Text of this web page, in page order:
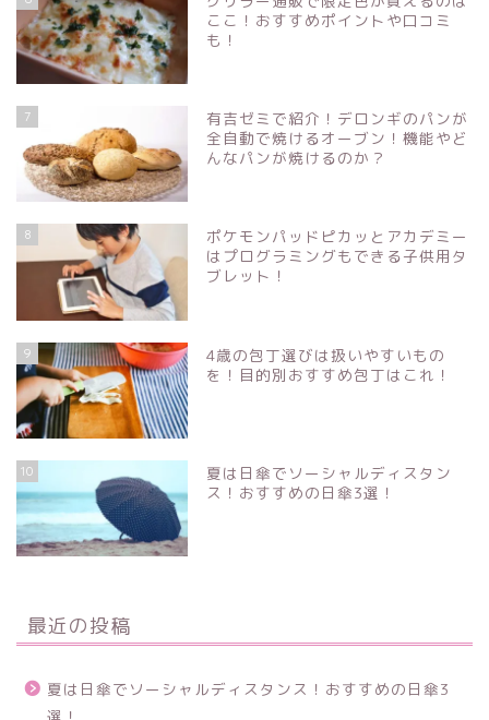
ここ！おすすめポイントや口コミ
も！
7
有吉ゼミで紹介！デロンギのパンが
全自動で焼けるオーブン！機能やど
んなパンが焼けるのか？
8
ポケモンパッドピカッとアカデミー
はプログラミングもできる子供用タ
ブレット！
9
4歳の包丁選びは扱いやすいもの
を！目的別おすすめ包丁はこれ！
10
夏は日傘でソーシャルディスタン
ス！おすすめの日傘3選！
最近の投稿
夏は日傘でソーシャルディスタンス！おすすめの日傘3